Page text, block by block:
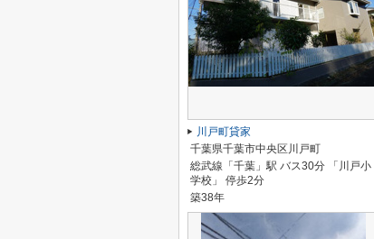
川戸町貸家
千葉県千葉市中央区川戸町
総武線「千葉」駅 バス30分 「川戸小
学校」 停歩2分
築38年